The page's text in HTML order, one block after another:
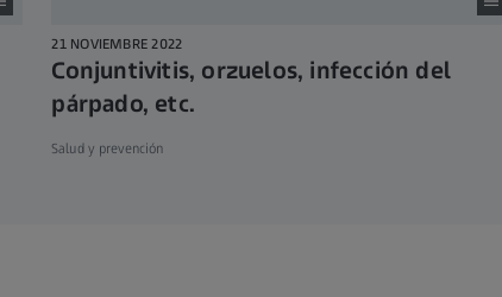
21 NOVIEMBRE 2022
Conjuntivitis, orzuelos, infección del
párpado, etc.
Salud y prevención